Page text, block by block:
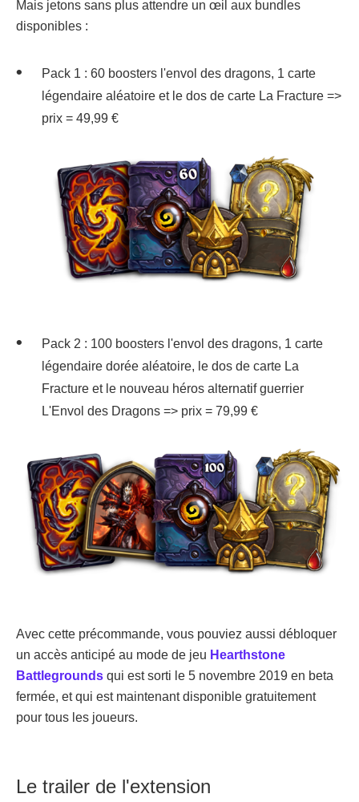
Mais jetons sans plus attendre un œil aux bundles
disponibles :
Pack 1 : 60 boosters l'envol des dragons, 1 carte
légendaire aléatoire et le dos de carte La Fracture =>
prix = 49,99 €
Pack 2 : 100 boosters l'envol des dragons, 1 carte
légendaire dorée aléatoire, le dos de carte La
Fracture et le nouveau héros alternatif guerrier
L'Envol des Dragons => prix = 79,99 €
Avec cette précommande, vous pouviez aussi débloquer
un accès anticipé au mode de jeu Hearthstone
Battlegrounds qui est sorti le 5 novembre 2019 en beta
fermée, et qui est maintenant disponible gratuitement
pour tous les joueurs.
Le trailer de l'extension